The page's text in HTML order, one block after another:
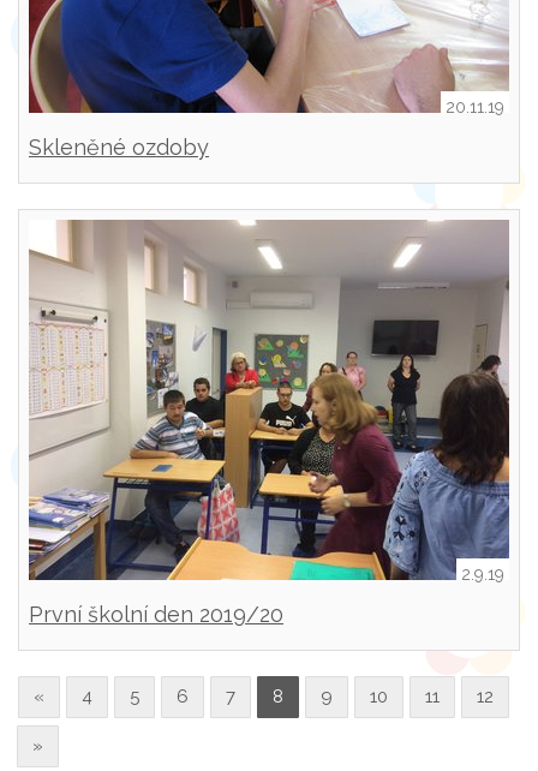
20.11.19
Skleněné ozdoby
2.9.19
První školní den 2019/20
« 4 5 6 7 8 9 10 11 12
»